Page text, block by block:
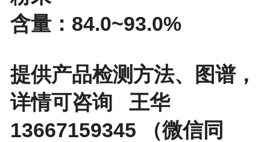
含量：84.0~93.0%
提供产品检测方法、图谱，
详情可咨询 王华
13667159345 （微信同